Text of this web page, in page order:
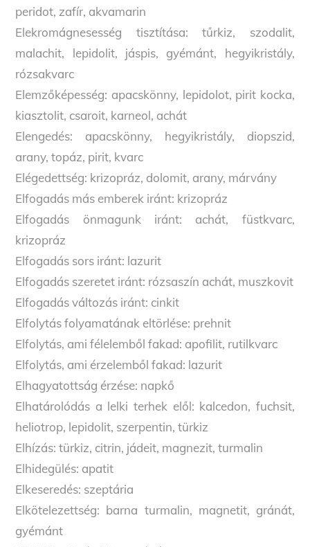
peridot, zafír, akvamarin
Elekromágnesesség tisztítása: tűrkiz, szodalit,
malachit, lepidolit, jáspis, gyémánt, hegyikristály,
rózsakvarc
Elemzőképesség: apacskönny, lepidolot, pirit kocka,
kiasztolit, csaroit, karneol, achát
Elengedés: apacskönny, hegyikristály, diopszid,
arany, topáz, pirit, kvarc
Elégedettség: krizopráz, dolomit, arany, márvány
Elfogadás más emberek iránt: krizopráz
Elfogadás önmagunk iránt: achát, füstkvarc,
krizopráz
Elfogadás sors iránt: lazurit
Elfogadás szeretet iránt: rózsaszín achát, muszkovit
Elfogadás változás iránt: cinkit
Elfolytás folyamatának eltörlése: prehnit
Elfolytás, ami félelemből fakad: apofilit, rutilkvarc
Elfolytás, ami érzelemből fakad: lazurit
Elhagyatottság érzése: napkő
Elhatárolódás a lelki terhek elől: kalcedon, fuchsit,
heliotrop, lepidolit, szerpentin, türkiz
Elhízás: türkiz, citrin, jádeit, magnezit, turmalin
Elhidegülés: apatit
Elkeseredés: szeptária
Elkötelezettség: barna turmalin, magnetit, gránát,
gyémánt